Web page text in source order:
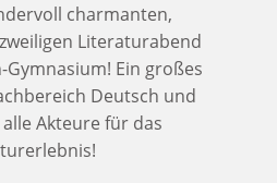
charmanten,
Literaturabend
Ein großes
Deutsch und
Akteure für das